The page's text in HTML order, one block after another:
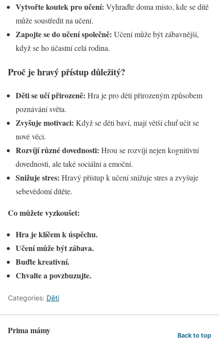
Vytvořte koutek pro učení: Vyhraďte doma místo, kde se dítě
může soustředit na učení.
Zapojte se do učení společně: Učení může být zábavnější,
když se ho účastní celá rodina.
Proč je hravý přístup důležitý?
Děti se učí přirozeně: Hra je pro děti přirozeným způsobem
poznávání světa.
Zvyšuje motivaci: Když se děti baví, mají větší chuť učit se
nové věci.
Rozvíjí různé dovednosti: Hrou se rozvíjí nejen kognitivní
dovednosti, ale také sociální a emoční.
Snižuje stres: Hravý přístup k učení snižuje stres a zvyšuje
sebevědomí dítěte.
Co můžete vyzkoušet:
Hra je klíčem k úspěchu.
Učení může být zábava.
Buďte kreativní.
Chvalte a povzbuzujte.
Categories: Děti
Prima mámy Back to top